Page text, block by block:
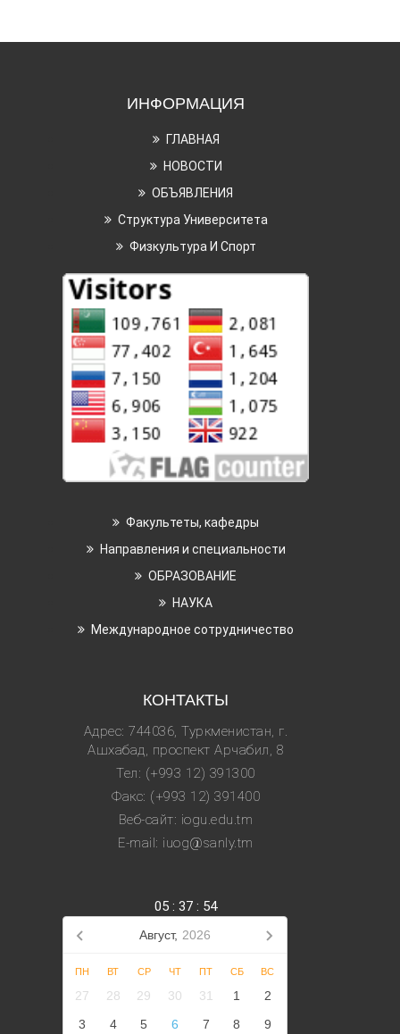
ИНФОРМАЦИЯ
ГЛАВНАЯ
НОВОСТИ
ОБЪЯВЛЕНИЯ
Структура Университета
Физкультура И Спорт
Факультеты, кафедры
Направления и специальности
ОБРАЗОВАНИЕ
НАУКА
Международное сотрудничество
КОНТАКТЫ
Адрес: 744036, Туркменистан, г.
Ашхабад, проспект Арчабил, 8
Тел: (+993 12) 391300
Факс: (+993 12) 391400
Веб-сайт: iogu.edu.tm
E-mail: iuog@sanly.tm
05 : 37 : 54
Август, 2026
ПН ВТ СР ЧТ ПТ СБ ВС
27 28 29 30 31 1
2
3
4 5 6 7 8 9